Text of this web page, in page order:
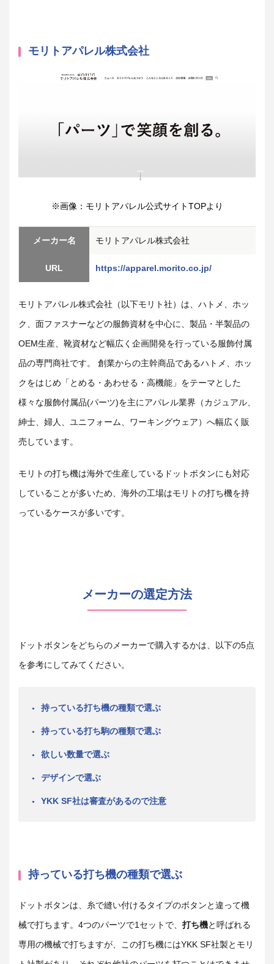
モリトアパレル株式会社
※画像：モリトアパレル公式サイトTOPより
メーカー名 モリトアパレル株式会社
URL https://apparel.morito.co.jp/
モリトアパレル株式会社（以下モリト社）は、ハトメ、ホッ
ク、面ファスナーなどの服飾資材を中心に、製品・半製品の
OEM生産、靴資材など幅広く企画開発を行っている服飾付属
品の専門商社です。 創業からの主幹商品であるハトメ、ホッ
クをはじめ「とめる・あわせる・高機能」をテーマとした
様々な服飾付属品(パーツ)を主にアパレル業界（カジュアル、
紳士、婦人、ユニフォーム、ワーキングウェア）へ幅広く販
売しています。
モリトの打ち機は海外で生産しているドットボタンにも対応
していることが多いため、海外の工場はモリトの打ち機を持
っているケースが多いです。
メーカーの選定方法
ドットボタンをどちらのメーカーで購入するかは、以下の5点
を参考にしてみてください。
持っている打ち機の種類で選ぶ
持っている打ち駒の種類で選ぶ
欲しい数量で選ぶ
デザインで選ぶ
YKK SF社は審査があるので注意
持っている打ち機の種類で選ぶ
ドットボタンは、糸で縫い付けるタイプのボタンと違って機
械で打ちます。4つのパーツで1セットで、 打ち機と呼ばれる
専用の機械で打ちますが、この打ち機にはYKK SF社製とモリ